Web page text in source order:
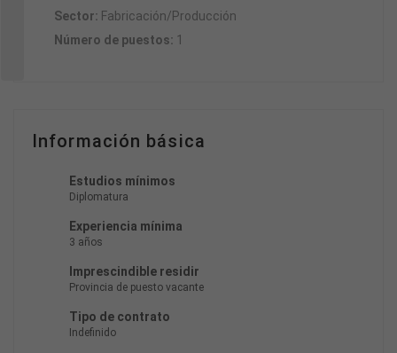
Sector: Fabricación/Producción
Número de puestos: 1
Información básica
Estudios mínimos
Diplomatura
Experiencia mínima
3 años
Imprescindible residir
Provincia de puesto vacante
Tipo de contrato
Indefinido